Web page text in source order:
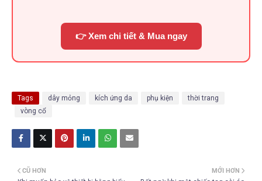
👉 Xem chi tiết & Mua ngay
Tags dây mỏng kích ứng da phụ kiện
thời trang
vòng cổ
MỚI HƠN
CŨ HƠN